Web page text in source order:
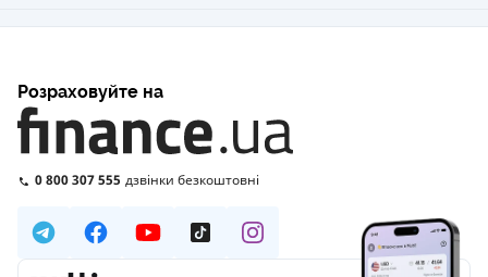
Розраховуйте на
0 800 307 555 дзвінки безкоштовні